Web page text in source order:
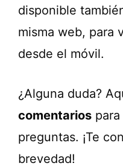
disponible
misma web, para
desde el móvil.
¿Alguna duda?
comentarios
preguntas. ¡Te
brevedad!